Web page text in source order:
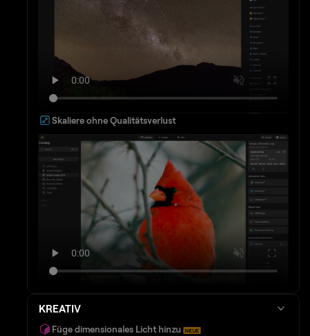
Skaliere ohne Qualitätsverlust
KREATIV
Füge dimensionales Licht hinzu NEUE